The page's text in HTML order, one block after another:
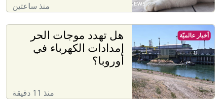
منذ ساعتين
هل تهدد موجات الحر
إمدادات الكهرباء في
أوروبا؟
منذ 11 دقيقة
أخبار عالميّة